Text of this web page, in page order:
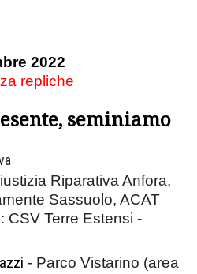
2022
repliche
seminiamo
Riparativa Anfora,
Sassuolo, ACAT
CSV Terre Estensi -
- Parco Vistarino (area